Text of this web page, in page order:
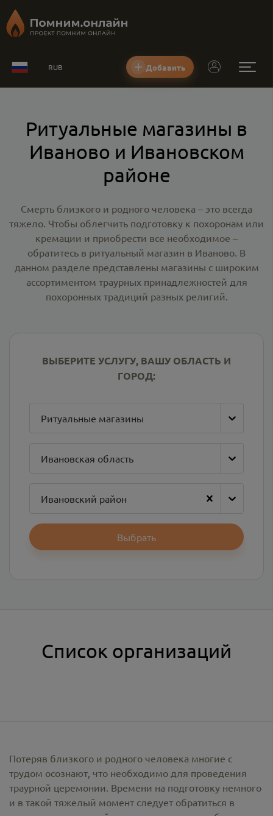
RUB Добавить
Ритуальные магазины в
Иваново и Ивановском
районе
Смерть близкого и родного человека – это всегда
тяжело. Чтобы облегчить подготовку к похоронам или
кремации и приобрести все необходимое –
обратитесь в ритуальный магазин в Иваново. В
данном разделе представлены магазины с широким
ассортиментом траурных принадлежностей для
похоронных традиций разных религий.
ВЫБЕРИТЕ УСЛУГУ, ВАШУ ОБЛАСТЬ И
ГОРОД:
Ритуальные магазины
Ивановская область
Ивановский район
Выбрать
Список организаций
Потеряв близкого и родного человека многие с
трудом осознают, что необходимо для проведения
траурной церемонии. Времени на подготовку немного
и в такой тяжелый момент следует обратиться в